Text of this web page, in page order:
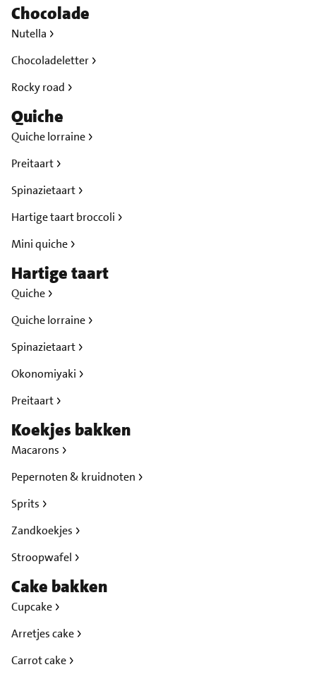
Chocolade
Nutella
Chocoladeletter
Rocky road
Quiche
Quiche lorraine
Preitaart
Spinazietaart
Hartige taart broccoli
Mini quiche
Hartige taart
Quiche
Quiche lorraine
Spinazietaart
Okonomiyaki
Preitaart
Koekjes bakken
Macarons
Pepernoten & kruidnoten
Sprits
Zandkoekjes
Stroopwafel
Cake bakken
Cupcake
Arretjes cake
Carrot cake